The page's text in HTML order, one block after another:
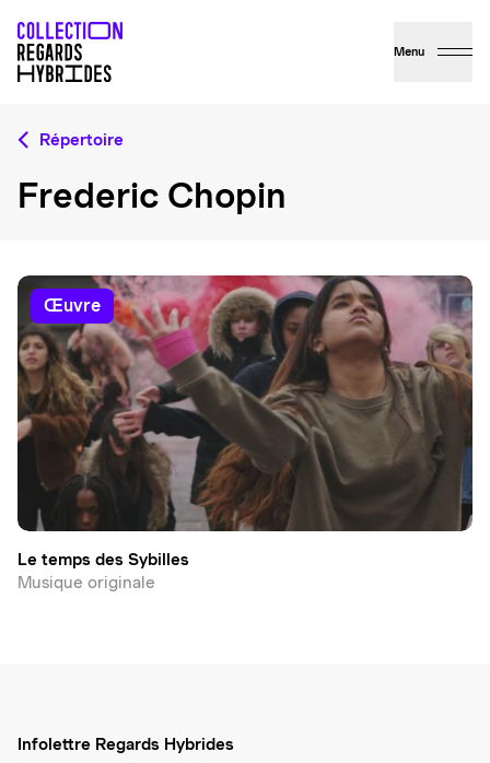
Menu
Répertoire
Frederic Chopin
œuvre
Le temps des Sybilles
Musique originale
Infolettre Regards Hybrides